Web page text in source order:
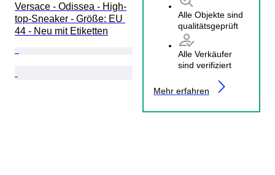
Versace - Odissea - High-
top-Sneaker - Größe: EU
44 - Neu mit Etiketten
Alle Objekte sind
qualitätsgeprüft
Alle Verkäufer
sind verifiziert
Mehr erfahren